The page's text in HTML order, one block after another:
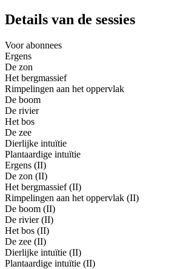
Details van de sessies
Voor abonnees
Ergens
De zon
Het bergmassief
Rimpelingen aan het oppervlak
De boom
De rivier
Het bos
De zee
Dierlijke intuïtie
Plantaardige intuïtie
Ergens (II)
De zon (II)
Het bergmassief (II)
Rimpelingen aan het oppervlak (II)
De boom (II)
De rivier (II)
Het bos (II)
De zee (II)
Dierlijke intuïtie (II)
Plantaardige intuïtie (II)